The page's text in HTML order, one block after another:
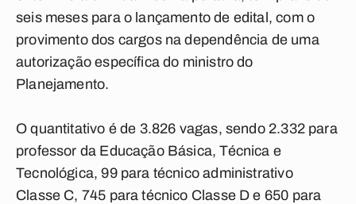
seis meses para o lançamento de edital, com o
provimento dos cargos na dependência de uma
autorização específica do ministro do
Planejamento.
O quantitativo é de 3.826 vagas, sendo 2.332 para
professor da Educação Básica, Técnica e
Tecnológica, 99 para técnico administrativo
Classe C, 745 para técnico Classe D e 650 para